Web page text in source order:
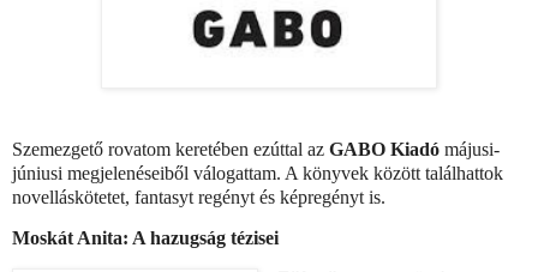
Szemezgető rovatom keretében ezúttal az GABO Kiadó májusi-
júniusi megjelenéseiből válogattam. A könyvek között találhattok
novelláskötetet, fantasyt regényt és képregényt is.
Moskát Anita: A hazugság tézisei